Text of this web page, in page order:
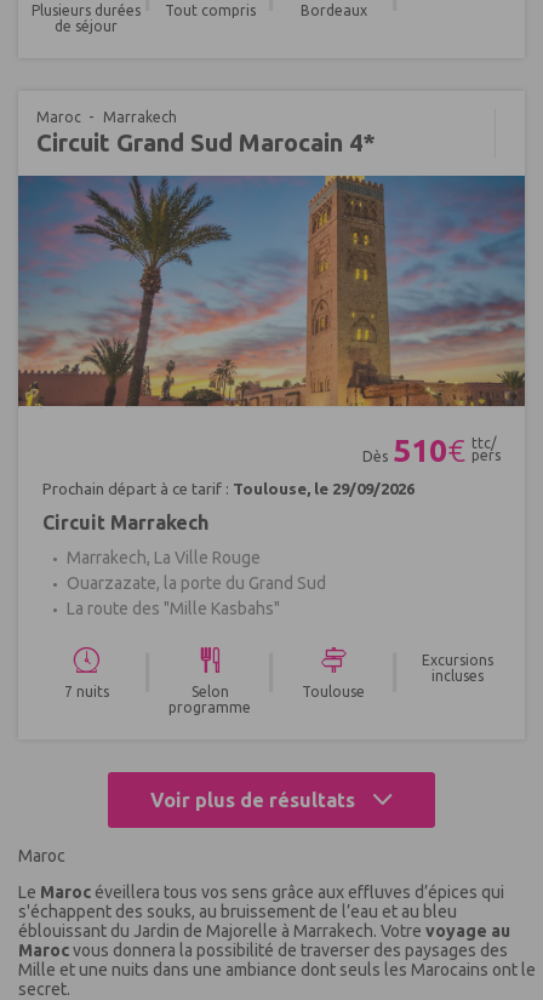
Plusieurs durées
de séjour
Tout compris Bordeaux
Maroc Marrakech
Circuit Grand Sud Marocain 4*
Dès 510€ ttc/
pers
Prochain départ à ce tarif : Toulouse, le 29/09/2026
Circuit Marrakech
Marrakech, La Ville Rouge
Ouarzazate, la porte du Grand Sud
La route des "Mille Kasbahs"
7 nuits
Selon
programme
Toulouse
Excursions
incluses
Voir plus de résultats
Maroc
Le Maroc éveillera tous vos sens grâce aux effluves d’épices qui
s'échappent des souks, au bruissement de l’eau et au bleu
éblouissant du Jardin de Majorelle à Marrakech. Votre voyage au
Marocvous donnera la possibilité de traverser des paysages des
Mille et une nuits dans une ambiance dont seuls les Marocains ont le
secret.